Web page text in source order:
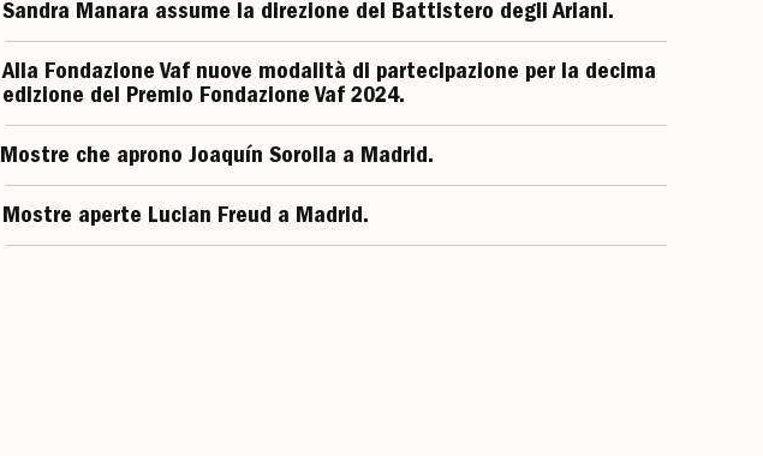
Sandra Manara assume la direzione del Battistero degli Ariani.
Alla Fondazione Vaf nuove modalità di partecipazione per la decima
edizione del Premio Fondazione Vaf 2024.
Mostre che aprono Joaquín Sorolla a Madrid.
Mostre aperte Lucian Freud a Madrid.